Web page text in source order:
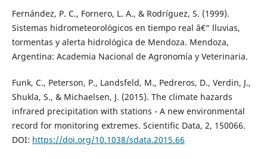
Fernández, P. C., Fornero, L. A., & Rodríguez, S. (1999).
Sistemas hidrometeorológicos en tiempo real â€“ lluvias,
tormentas y alerta hidrológica de Mendoza. Mendoza,
Argentina: Academia Nacional de Agronomía y Veterinaria.
Funk, C., Peterson, P., Landsfeld, M., Pedreros, D., Verdin, J.,
Shukla, S., & Michaelsen, J. (2015). The climate hazards
infrared precipitation with stations - A new environmental
record for monitoring extremes. Scientific Data, 2, 150066.
DOI: https://doi.org/10.1038/sdata.2015.66